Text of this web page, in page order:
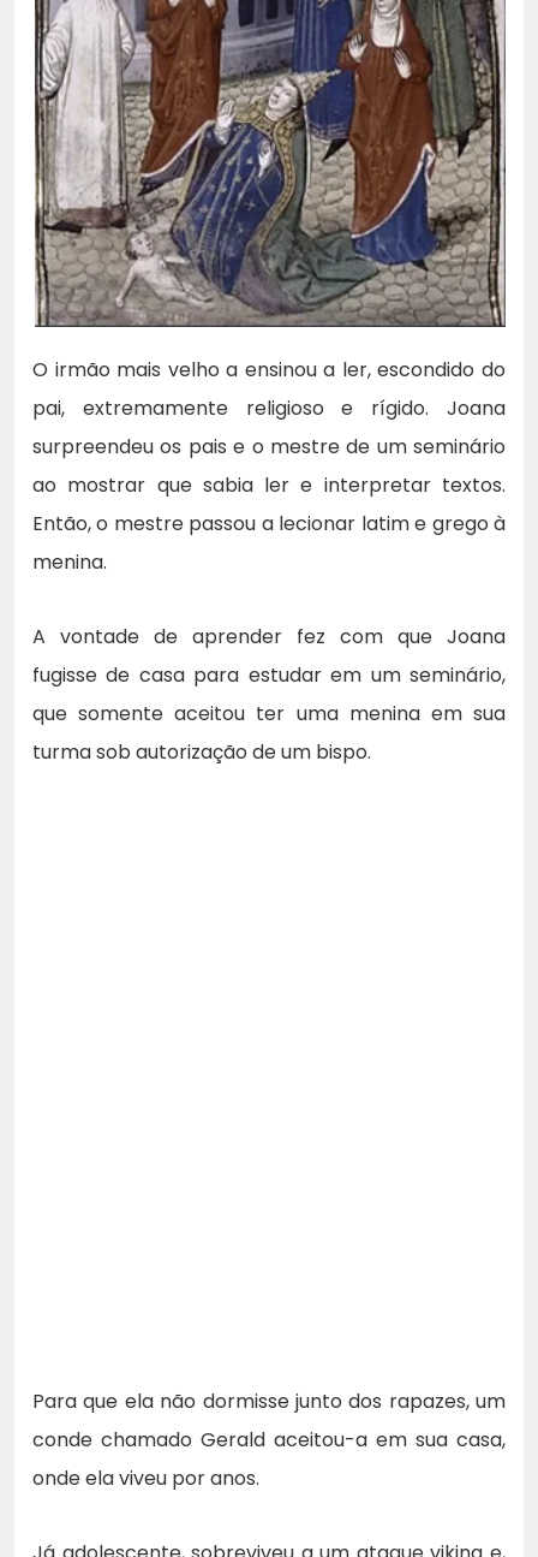
O irmão mais velho a ensinou a ler, escondido do
pai, extremamente religioso e rígido. Joana
surpreendeu os pais e o mestre de um seminário
ao mostrar que sabia ler e interpretar textos.
Então, o mestre passou a lecionar latim e grego à
menina.
A vontade de aprender fez com que Joana
fugisse de casa para estudar em um seminário,
que somente aceitou ter uma menina em sua
turma sob autorização de um bispo.
Para que ela não dormisse junto dos rapazes, um
conde chamado Gerald aceitou-a em sua casa,
onde ela viveu por anos.